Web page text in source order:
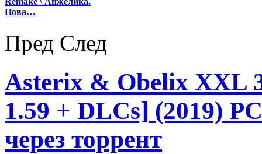
Нова…
Пред След
Asterix & Obelix XXL
1.59 + DLCs] (2019)
через торрент